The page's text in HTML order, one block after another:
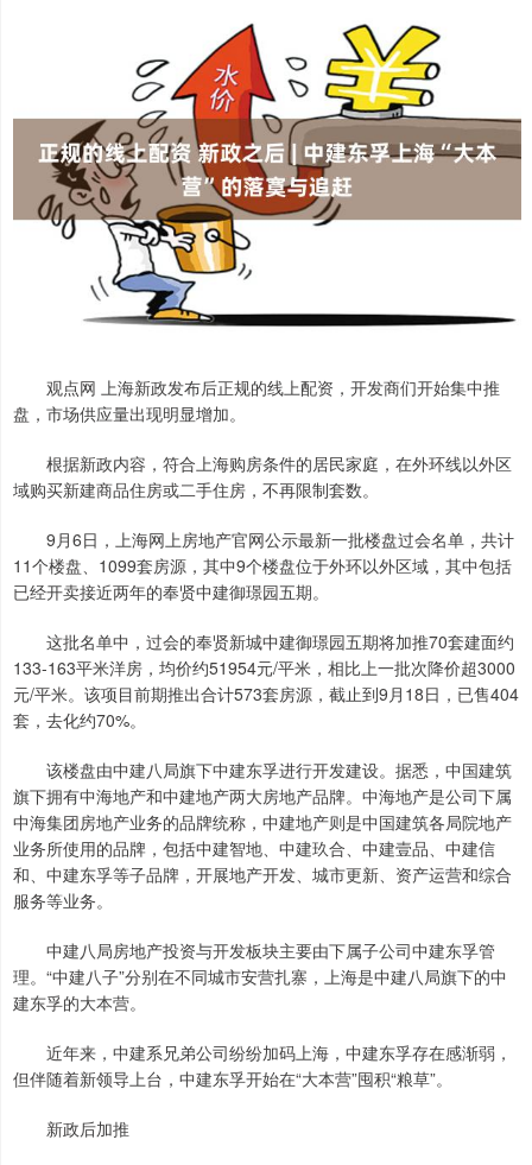
观点网 上海新政发布后正规的线上配资，开发商们开始集中推
盘，市场供应量出现明显增加。
根据新政内容，符合上海购房条件的居民家庭，在外环线以外区
域购买新建商品住房或二手住房，不再限制套数。
9月6日，上海网上房地产官网公示最新一批楼盘过会名单，共计
11个楼盘、1099套房源，其中9个楼盘位于外环以外区域，其中包括
已经开卖接近两年的奉贤中建御璟园五期。
这批名单中，过会的奉贤新城中建御璟园五期将加推70套建面约
133-163平米洋房，均价约51954元/平米，相比上一批次降价超3000
元/平米。该项目前期推出合计573套房源，截止到9月18日，已售404
套，去化约70%。
该楼盘由中建八局旗下中建东孚进行开发建设。据悉，中国建筑
旗下拥有中海地产和中建地产两大房地产品牌。中海地产是公司下属
中海集团房地产业务的品牌统称，中建地产则是中国建筑各局院地产
业务所使用的品牌，包括中建智地、中建玖合、中建壹品、中建信
和、中建东孚等子品牌，开展地产开发、城市更新、资产运营和综合
服务等业务。
中建八局房地产投资与开发板块主要由下属子公司中建东孚管
理。“中建八子”分别在不同城市安营扎寨，上海是中建八局旗下的中
建东孚的大本营。
近年来，中建系兄弟公司纷纷加码上海，中建东孚存在感渐弱，
但伴随着新领导上台，中建东孚开始在“大本营”囤积“粮草”。
新政后加推